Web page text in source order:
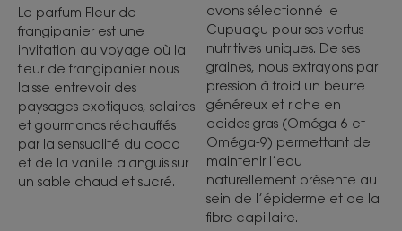
Le parfum Fleur de
frangipanier est une
invitation au voyage où la
fleur de frangipanier nous
laisse entrevoir des
paysages exotiques, solaires
et gourmands réchauffés
par la sensualité du coco
et de la vanille alanguis sur
un sable chaud et sucré.
avons sélectionné le
Cupuaçu pour ses vertus
nutritives uniques. De ses
graines, nous extrayons par
pression à froid un beurre
généreux et riche en
acides gras (Oméga-6 et
Oméga-9) permettant de
maintenir l’eau
naturellement présente au
sein de l’épiderme et de la
fibre capillaire.